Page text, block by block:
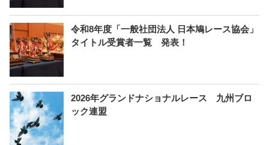
令和8年度「一般社団法人 日本鳩レース協会」
タイトル受賞者一覧 発表！
2026年グランドナショナルレース 九州ブロ
ック連盟